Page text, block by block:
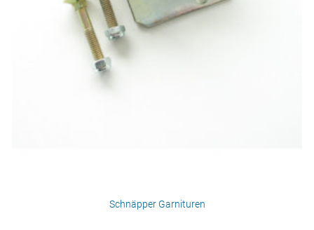
Schnäpper Garnituren